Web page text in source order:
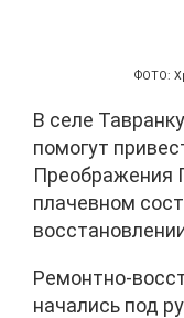
ФОТО:
В селе
помогут
Преображения
плачевном
Ремонтно-
начались под